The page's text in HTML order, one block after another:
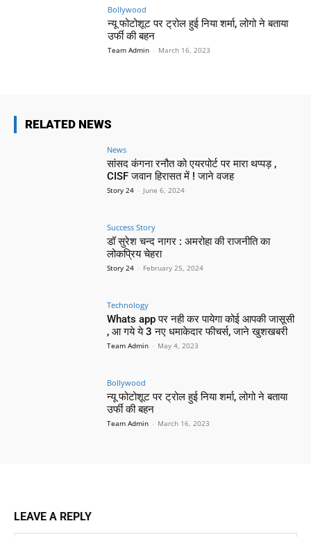
Bollywood
न्यू फोटोशूट पर ट्रोल हुई निया शर्मा, लोगो ने बताया
उर्फी की बहन
Team Admin - March 16, 2023
RELATED NEWS
News
सांसद कंगना रनौत को एयरपोर्ट पर मारा थप्पड़ ,
CISF जवान हिरासत में ! जाने वजह
Story 24 - June 6, 2024
Success Story
डॉ सुरेश चन्द नागर : अमरोहा की राजनीति का
लोकप्रिय चेहरा
Story 24 - February 25, 2024
Technology
Whats app पर नही कर पायेगा कोई आपकी जासूसी
, आ गये ये 3 नए धमाकेदार फीचर्स, जाने खुशखबरी
Team Admin - May 4, 2023
Bollywood
न्यू फोटोशूट पर ट्रोल हुई निया शर्मा, लोगो ने बताया
उर्फी की बहन
Team Admin - March 16, 2023
LEAVE A REPLY